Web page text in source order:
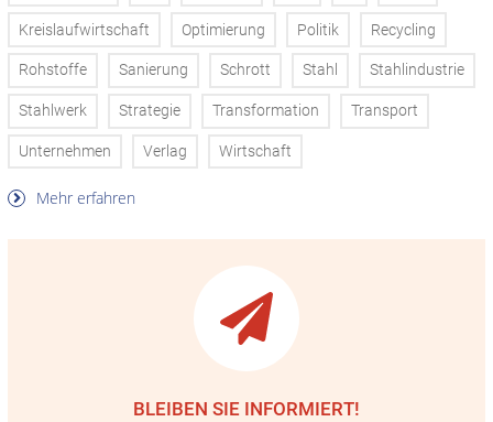
Kreislaufwirtschaft Optimierung Politik Recycling
Rohstoffe Sanierung Schrott Stahl Stahlindustrie
Stahlwerk Strategie Transformation Transport
Unternehmen Verlag Wirtschaft
Mehr erfahren
BLEIBEN SIE INFORMIERT!